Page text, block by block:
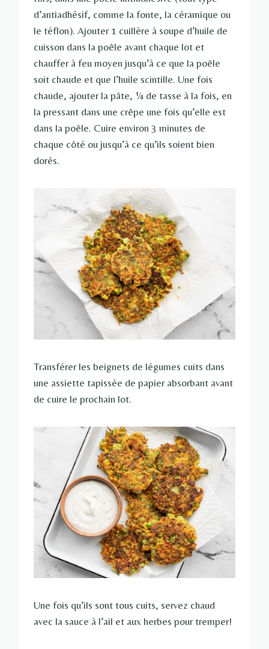
d’antiadhésif, comme la fonte, la céramique ou
le téflon). Ajouter 1 cuillère à soupe d’huile de
cuisson dans la poêle avant chaque lot et
chauffer à feu moyen jusqu’à ce que la poêle
soit chaude et que l’huile scintille. Une fois
chaude, ajouter la pâte, ¼ de tasse à la fois, en
la pressant dans une crêpe une fois qu’elle est
dans la poêle. Cuire environ 3 minutes de
chaque côté ou jusqu’à ce qu’ils soient bien
dorés.
Transférer les beignets de légumes cuits dans
une assiette tapissée de papier absorbant avant
de cuire le prochain lot.
Une fois qu’ils sont tous cuits, servez chaud
avec la sauce à l’ail et aux herbes pour tremper!